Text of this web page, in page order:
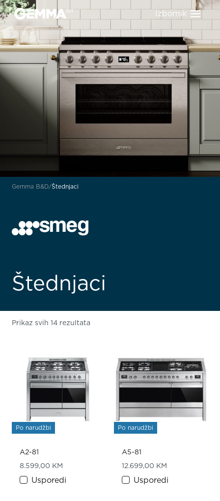
Izbornik
Gemma B&D Štednjaci
Štednjaci
Prikaz svih 14 rezultata
Po narudžbi
A2-81
8.599,00 KM
Usporedi
Po narudžbi
A5-81
12.699,00 KM
Usporedi